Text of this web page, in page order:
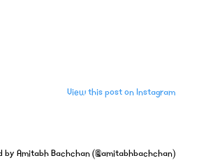
View this post on Instagram
by Amitabh Bachchan (@amitabhbachchan)